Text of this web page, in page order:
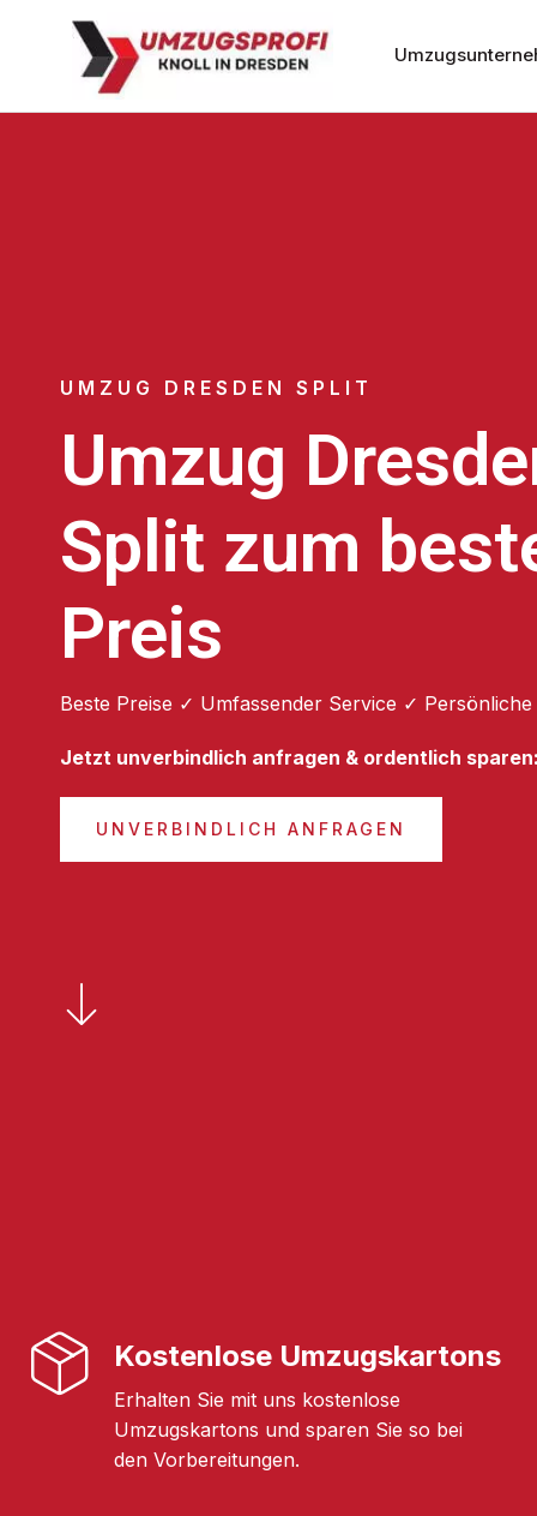
UMZUG DRESDEN SPLIT
Umzug
Split zum
Preis
Beste Preise ✓ Umfassender Service ✓
Jetzt unverbindlich anfragen & ordentlich
UNVERBINDLICH ANFRAGEN
Kostenlose Umzugskartons
Erhalten Sie mit uns kostenlose
Umzugskartons und sparen Sie so bei
den Vorbereitungen.